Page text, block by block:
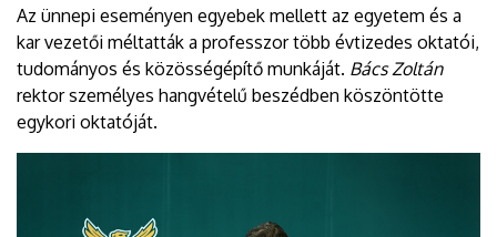
Az ünnepi eseményen egyebek mellett az egyetem és a
kar vezetői méltatták a professzor több évtizedes oktatói,
tudományos és közösségépítő munkáját. Bács Zoltán
rektor személyes hangvételű beszédben köszöntötte
egykori oktatóját.